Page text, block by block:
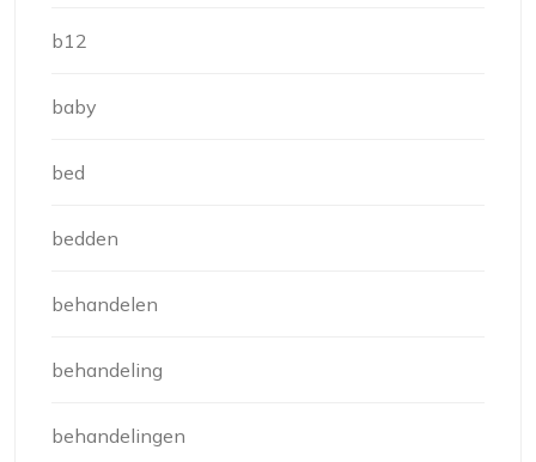
b12
baby
bed
bedden
behandelen
behandeling
behandelingen